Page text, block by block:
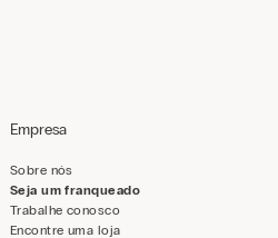
Empresa
Sobre nós
Seja um franqueado
Trabalhe conosco
Encontre uma loja